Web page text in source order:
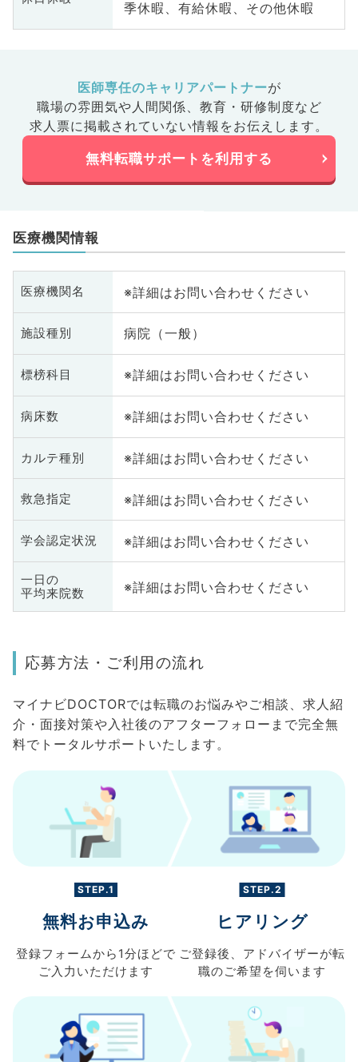
季休暇、有給休暇、その他休暇
医師専任のキャリアパートナーが
職場の雰囲気や人間関係、 教育・研修制度など
求人票に掲載されていない情報をお伝えします。
無料転職サポートを利用する
医療機関情報
医療機関名 ※詳細はお問い合わせください
施設種別 病院（一般）
標榜科目 ※詳細はお問い合わせください
病床数 ※詳細はお問い合わせください
カルテ種別 ※詳細はお問い合わせください
救急指定 ※詳細はお問い合わせください
学会認定状況 ※詳細はお問い合わせください
一日の
平均来院数
※詳細はお問い合わせください
応募方法・ご利用の流れ
マイナビDOCTORでは転職のお悩みやご相談、求人紹
介・面接対策や入社後のアフターフォローまで完全無
料でトータルサポートいたします。
STEP.1
無料お申込み
登録フォームから 1分ほどで
ご入力 いただけます
STEP.2
ヒアリング
ご登録後、 アドバイザーが転
職のご希望を伺います